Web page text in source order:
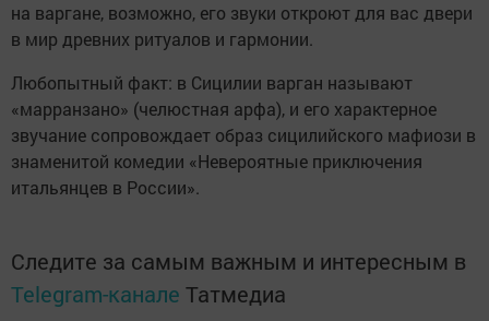
на варгане, возможно, его звуки откроют для вас двери
в мир древних ритуалов и гармонии.
Любопытный факт: в Сицилии варган называют
«марранзано» (челюстная арфа), и его характерное
звучание сопровождает образ сицилийского мафиози в
знаменитой комедии «Невероятные приключения
итальянцев в России».
Следите за самым важным и интересным в
Telegram-канале Татмедиа